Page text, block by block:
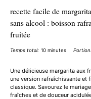
recette facile de
sans alcool : boisson
fruitée
Temps total: 10 minutes
Une délicieuse margarita aux
une version rafraîchissante et
classique. Savourez le
fraîches et de douceur